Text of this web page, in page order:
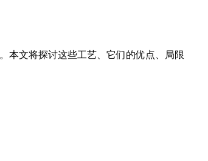
。本文将探讨这些工艺、它们的优点、局限